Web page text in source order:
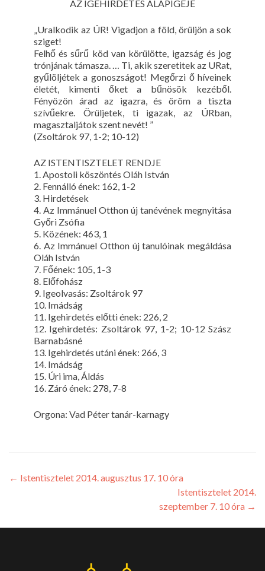
AZ IGEHIRDETÉS ALAPIGÉJE
„Uralkodik az ÚR! Vigadjon a föld, örüljön a sok
sziget!
Felhő és sűrű köd van körülötte, igazság és jog
trónjának támasza. … Ti, akik szeretitek az URat,
gyűlöljétek a gonoszságot! Megőrzi ő híveinek
életét, kimenti őket a bűnösök kezéből.
Fényözön árad az igazra, és öröm a tiszta
szívűekre. Örüljetek, ti igazak, az ÚRban,
magasztaljátok szent nevét! ”
(Zsoltárok 97, 1-2; 10-12)
AZ ISTENTISZTELET RENDJE
1. Apostoli köszöntés Oláh István
2. Fennálló ének: 162, 1-2
3. Hirdetések
4. Az Immánuel Otthon új tanévének megnyitása
Győri Zsófia
5. Közének: 463, 1
6. Az Immánuel Otthon új tanulóinak megáldása
Oláh István
7. Főének: 105, 1-3
8. Előfohász
9. Igeolvasás: Zsoltárok 97
10. Imádság
11. Igehirdetés előtti ének: 226, 2
12. Igehirdetés: Zsoltárok 97, 1-2; 10-12 Szász
Barnabásné
13. Igehirdetés utáni ének: 266, 3
14. Imádság
15. Úri ima, Áldás
16. Záró ének: 278, 7-8
Orgona: Vad Péter tanár-karnagy
← Istentisztelet 2014. augusztus 17. 10 óra
Istentisztelet 2014.
szeptember 7. 10 óra →